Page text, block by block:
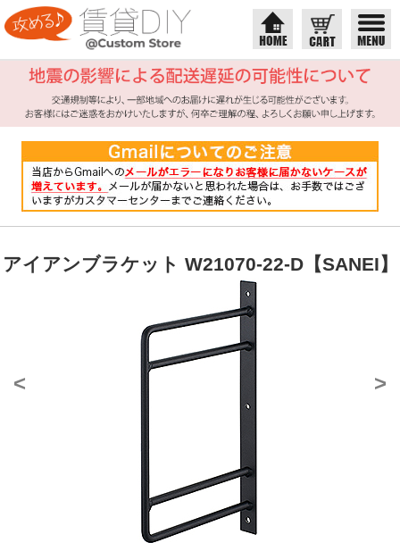
アイアンブラケット W21070-22-D【SANEI】
< >